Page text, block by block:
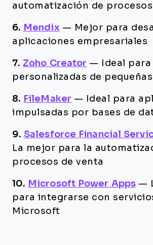
automatización de procesos
6. Mendix — Mejor para
aplicaciones empresariales
7. Zoho Creator —
Ideal
personalizadas de
8. FileMaker —
Ideal para
impulsadas por bases de
9. Salesforce Financial
La mejor para la
procesos de venta
10. Microsoft Power Apps —
para integrarse con
Microsoft